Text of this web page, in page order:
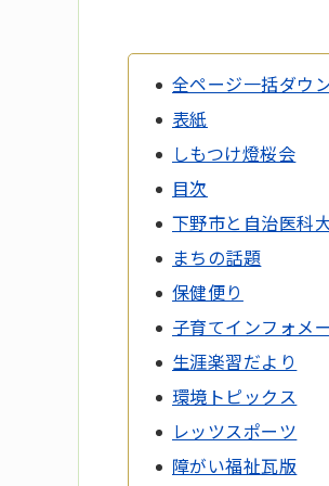
全ページ一括ダウ
表紙
しもつけ燈桜会
目次
下野市と自治医科
まちの話題
保健便り
子育てインフォメ
生涯楽習だより
環境トピックス
レッツスポーツ
障がい福祉瓦版